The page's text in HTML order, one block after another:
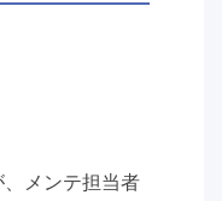
メンテ担当者